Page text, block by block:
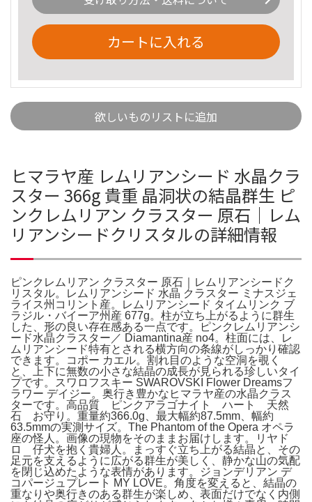
カートに入れる
欲しいものリストに追加
ヒマラヤ産 レムリアンシード 水晶クラ
スター 366g 貴重 晶洞状の結晶群生 ピ
ンクレムリアン クラスター 原石｜レム
リアンシードクリスタルの詳細情報
ピンクレムリアン クラスター 原石｜レムリアンシードク
リスタル。レムリアンシード 水晶 クラスター ミナスジェ
ライス州コリント産。レムリアンシード タイムリンク ブ
ラジル・バイーア州産 677g。柱が立ち上がるように群生
した、形の良い存在感ある一点です。ピンクレムリアンシ
ード水晶クラスター／ Diamantina産 no4。柱面には、レ
ムリアンシード特有とされる横方向の条線がしっかり確認
できます。コポー カエル。割れ目のような空洞を覗く
と、上下に無数の小さな結晶の成長が見られる珍しいタイ
プです。スワロフスキー SWAROVSKI Flower Dreamsフ
ラワー デイジー。奥行き豊かなヒマラヤ産の水晶クラス
ターです。高品質 ピンクアラゴナイト ハート 天然
石 お守り。重量約366.0g、最大幅約87.5mm、幅約
63.5mmの実測サイズ。The Phantom of the Opera オペラ
座の怪人。画像の現物をそのままお届けします。リヤド
ロ 仔犬を抱く貴婦人。まっすぐ立ち上がる結晶と、その
足元を支えるように広がる群生が美しく、静かな山の気配
を閉じ込めたような表情があります。ジョンデリアン デ
コパージュプレート MY LOVE。角度を変えると、結晶の
重なりや奥行きのある群生が楽しめ、表面だけでなく内側